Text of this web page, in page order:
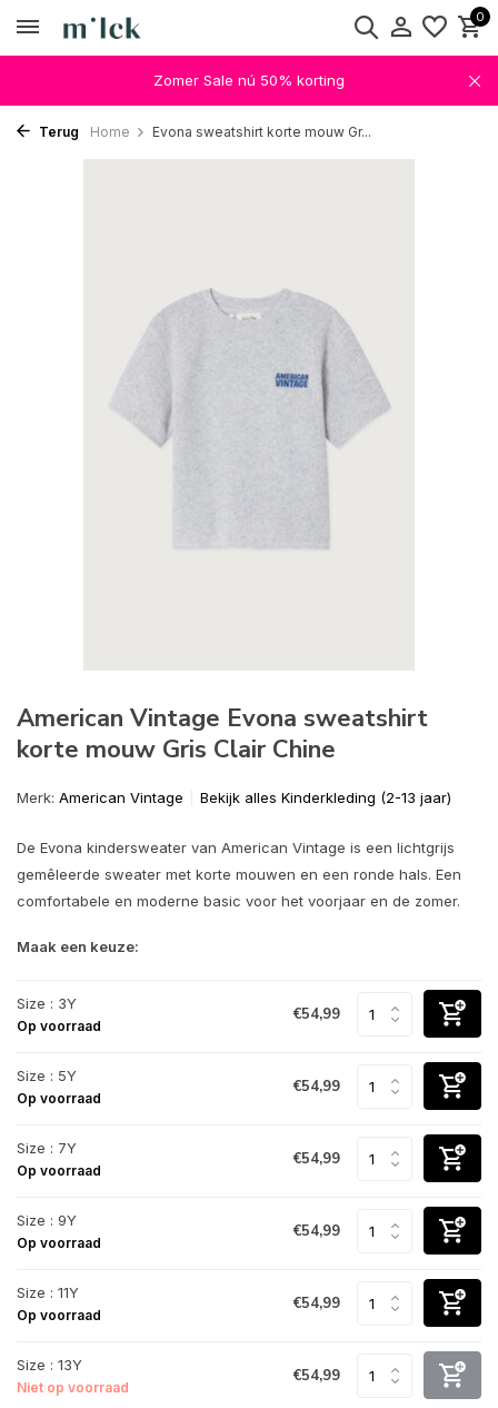
0
Zomer Sale nú 50% korting
Terug Home Evona sweatshirt korte mouw Gr...
American Vintage Evona sweatshirt
korte mouw Gris Clair Chine
Merk: American Vintage Bekijk alles Kinderkleding (2-13 jaar)
De Evona kindersweater van American Vintage is een lichtgrijs
gemêleerde sweater met korte mouwen en een ronde hals. Een
comfortabele en moderne basic voor het voorjaar en de zomer.
Maak een keuze:
Size : 3Y
Op voorraad
€54,99
Size : 5Y
Op voorraad
€54,99
Size : 7Y
Op voorraad
€54,99
Size : 9Y
Op voorraad
€54,99
Size : 11Y
Op voorraad
€54,99
Size : 13Y
Niet op voorraad
€54,99